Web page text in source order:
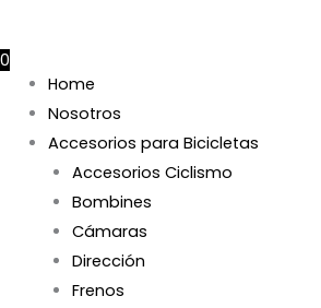
0
Home
Nosotros
Accesorios para Bicicletas
Accesorios Ciclismo
Bombines
Cámaras
Dirección
Frenos